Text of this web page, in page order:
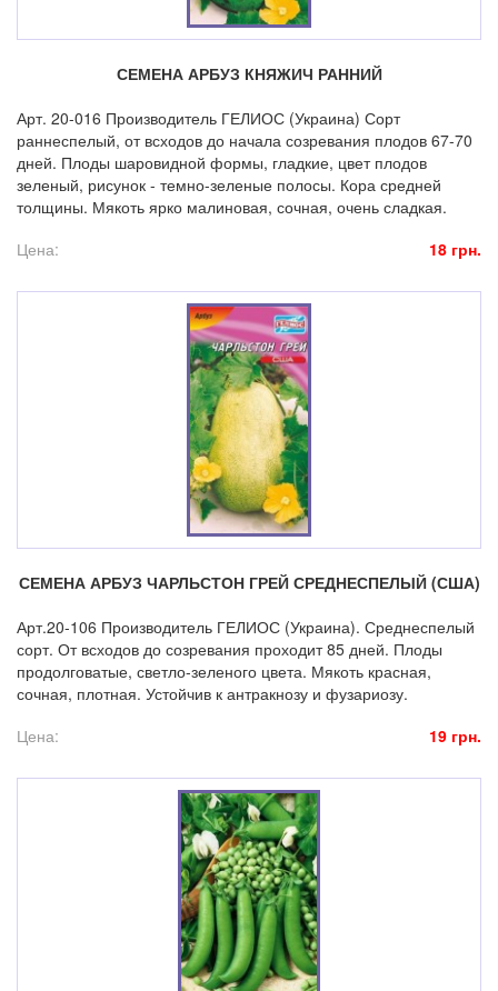
СЕМЕНА АРБУЗ КНЯЖИЧ РАННИЙ
Арт. 20-016 Производитель ГЕЛИОС (Украина) Сорт
раннеспелый, от всходов до начала созревания плодов 67-70
дней. Плоды шаровидной формы, гладкие, цвет плодов
зеленый, рисунок - темно-зеленые полосы. Кора средней
толщины. Мякоть ярко малиновая, сочная, очень сладкая.
Цена:
18 грн.
СЕМЕНА АРБУЗ ЧАРЛЬСТОН ГРЕЙ СРЕДНЕСПЕЛЫЙ (США)
Арт.20-106 Производитель ГЕЛИОС (Украина). Среднеспелый
сорт. От всходов до созревания проходит 85 дней. Плоды
продолговатые, светло-зеленого цвета. Мякоть красная,
сочная, плотная. Устойчив к антракнозу и фузариозу.
Цена:
19 грн.